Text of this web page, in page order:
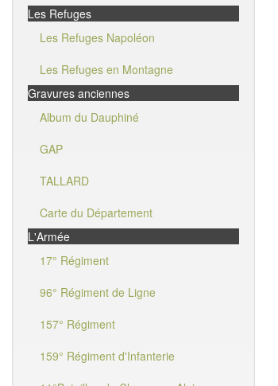
Les Refuges
Les Refuges Napoléon
Les Refuges en Montagne
Gravures anciennes
Album du Dauphiné
GAP
TALLARD
Carte du Département
L'Armée
17° Régiment
96° Régiment de Ligne
157° Régiment
159° Régiment d'Infanterie